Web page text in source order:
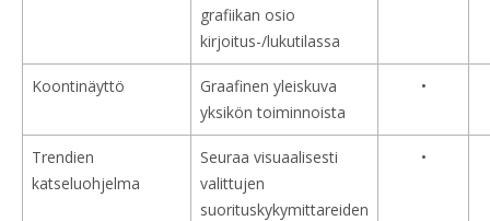
grafiikan osio
kirjoitus-/lukutilassa
Koontinäyttö
Graafinen yleiskuva
yksikön toiminnoista
•
Trendien
katseluohjelma
Seuraa visuaalisesti
valittujen
suorituskykymittareiden
•